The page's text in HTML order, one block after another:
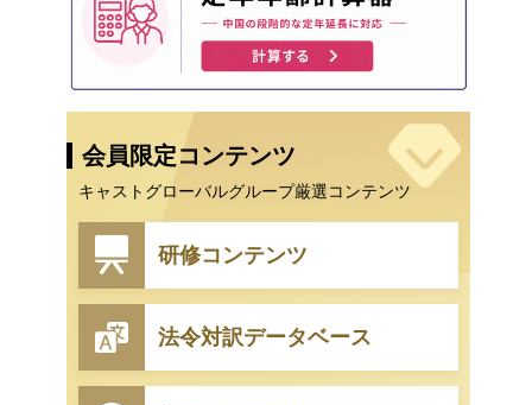
会員限定コンテンツ
キャストグローバルグループ厳選コンテンツ
研修コンテンツ
法令対訳データベース